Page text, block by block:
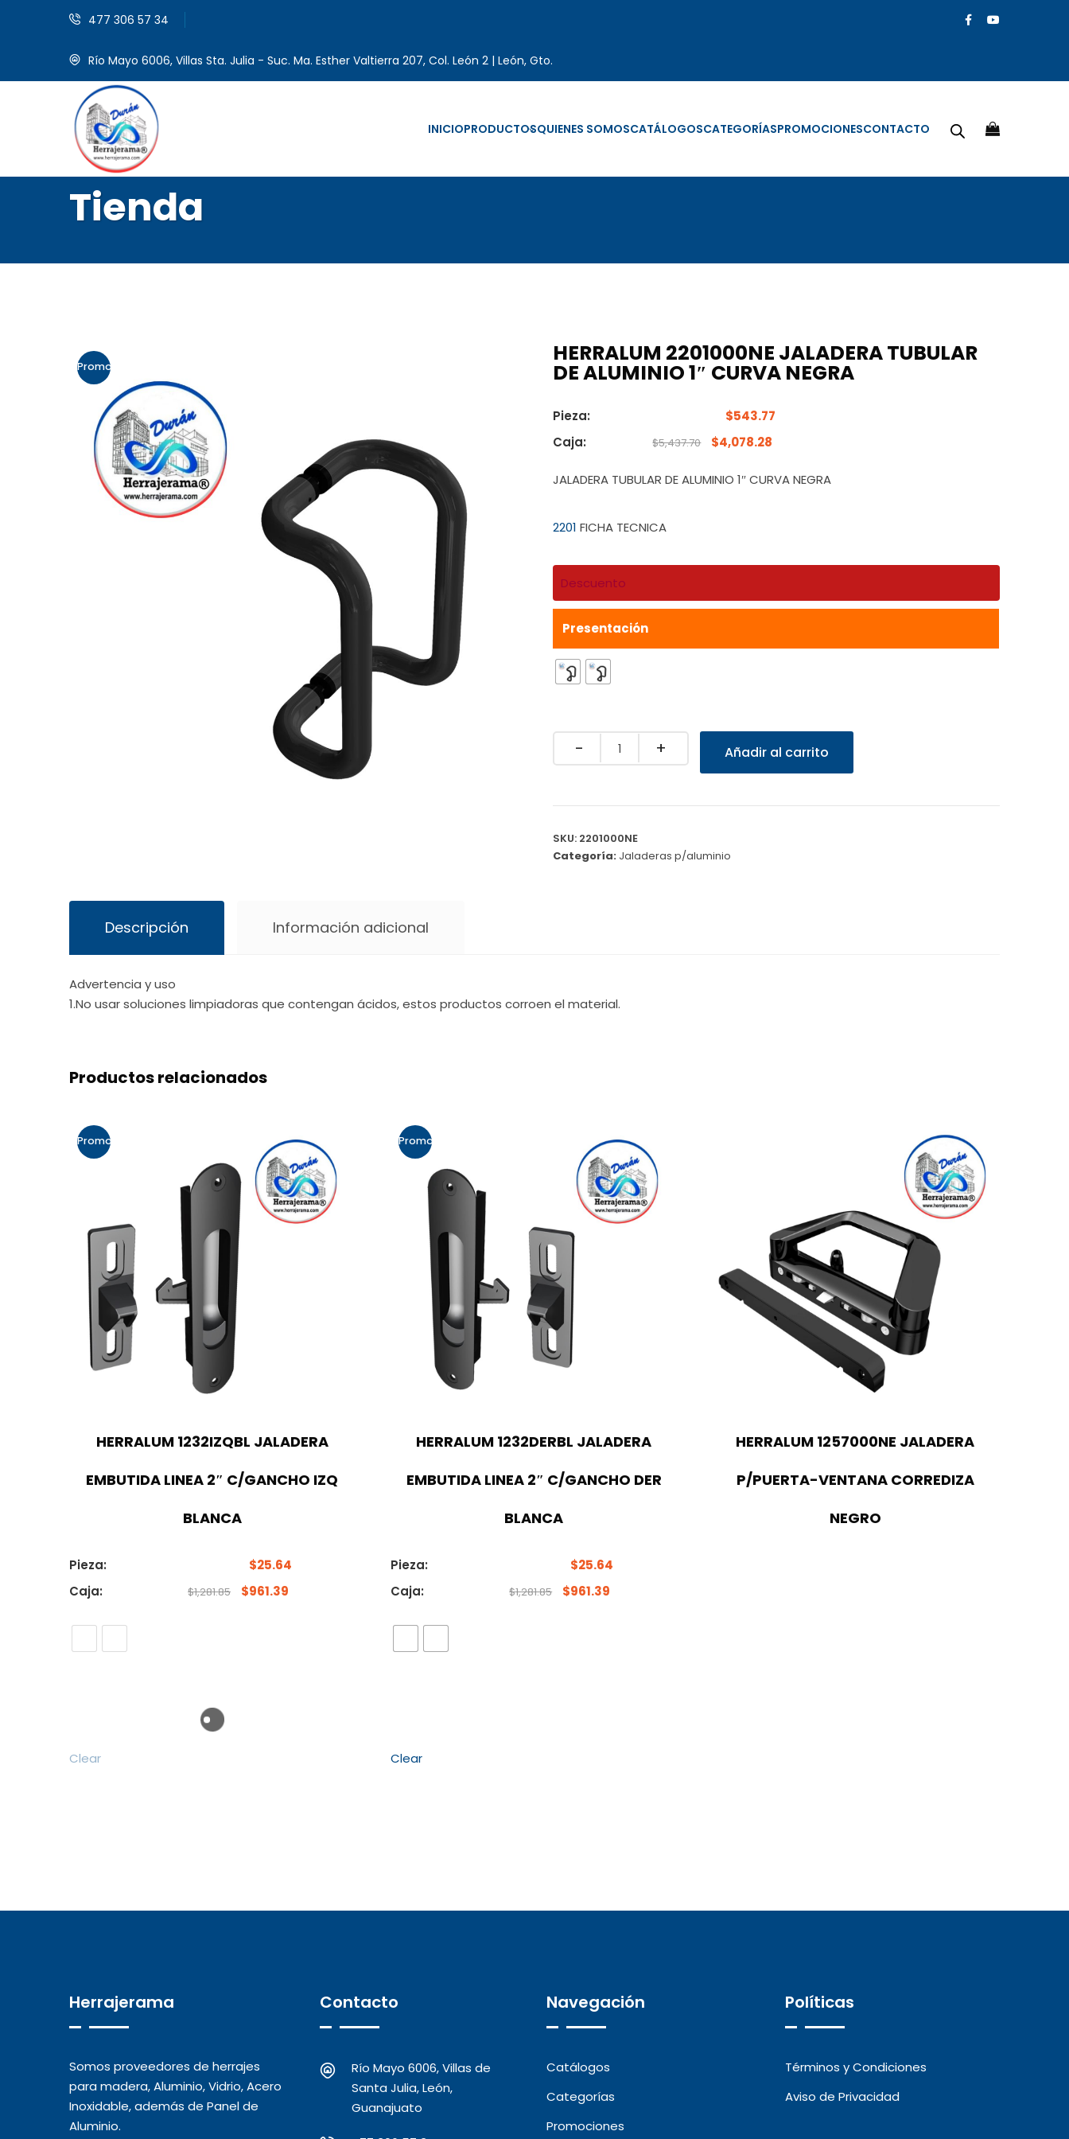
477 306 57 34
Río Mayo 6006, Villas Sta. Julia - Suc. Ma. Esther Valtierra 207, Col. León 2 | León, Gto.
INICIOPRODUCTOSQUIENES SOMOSCATÁLOGOSCATEGORÍASPROMOCIONESCONTACTO
Tienda
Promo! HERRALUM 2201000NE JALADERA TUBULAR
DE ALUMINIO 1″ CURVA NEGRA
Pieza: $543.77
Caja:
$5,437.70 $4,078.28
JALADERA TUBULAR DE ALUMINIO 1″ CURVA NEGRA
2201 FICHA TECNICA
Descuento
Presentación
Quantity Añadir al carrito
SKU: 2201000NE
Categoría: Jaladeras p/aluminio
Descripción Información adicional
Advertencia y uso
1.No usar soluciones limpiadoras que contengan ácidos, estos productos corroen el material.
Productos relacionados
Promo!
HERRALUM 1232IZQBL JALADERA
EMBUTIDA LINEA 2″ C/GANCHO IZQ
BLANCA
Pieza: $25.64
Caja:
$1,281.85 $961.39
Clear
Promo!
HERRALUM 1232DERBL JALADERA
EMBUTIDA LINEA 2″ C/GANCHO DER
BLANCA
Pieza: $25.64
Caja:
$1,281.85 $961.39
Clear
HERRALUM 1257000NE JALADERA
P/PUERTA-VENTANA CORREDIZA
NEGRO
Herrajerama
Somos proveedores de herrajes
para madera, Aluminio, Vidrio, Acero
Inoxidable, además de Panel de
Aluminio.
Contacto
Río Mayo 6006, Villas de
Santa Julia, León,
Guanajuato
Navegación
Catálogos
Categorías
Promociones
Políticas
Términos y Condiciones
Aviso de Privacidad